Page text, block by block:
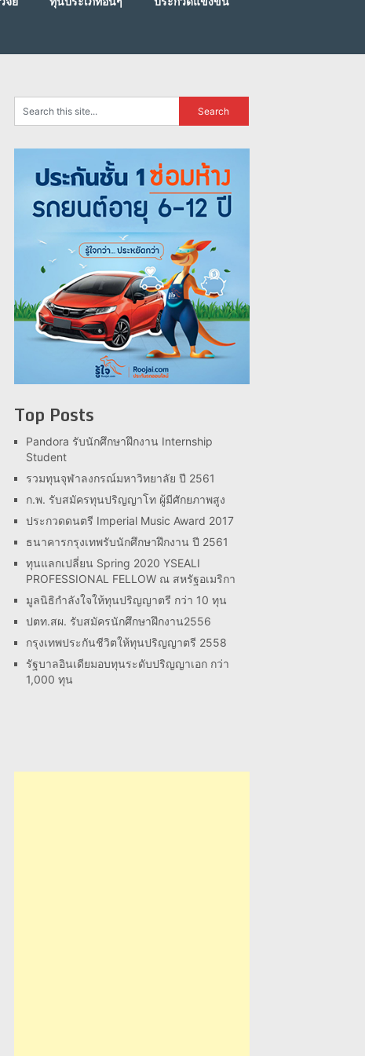
Top Posts
Pandora รับนักศึกษาฝึกงาน Internship
Student
รวมทุนจุฬาลงกรณ์มหาวิทยาลัย ปี 2561
ก.พ. รับสมัครทุนปริญญาโท ผู้มีศักยภาพสูง
ประกวดดนตรี Imperial Music Award 2017
ธนาคารกรุงเทพรับนักศึกษาฝึกงาน ปี 2561
ทุนแลกเปลี่ยน Spring 2020 YSEALI
PROFESSIONAL FELLOW ณ สหรัฐอเมริกา
มูลนิธิกำลังใจให้ทุนปริญญาตรี กว่า 10 ทุน
ปตท.สผ. รับสมัครนักศึกษาฝึกงาน2556
กรุงเทพประกันชีวิตให้ทุนปริญญาตรี 2558
รัฐบาลอินเดียมอบทุนระดับปริญญาเอก กว่า
1,000 ทุน